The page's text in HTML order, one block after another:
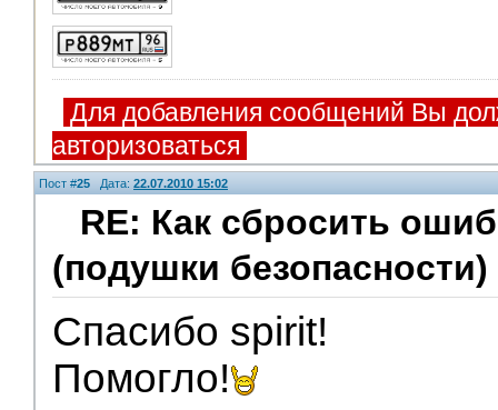
Для добавления сообщений Вы
авторизоваться
Пост #25 Дата: 22.07.2010 15:02
RE: Как сбросить
(подушки безопасности)
Спасибо spirit!
Помогло!